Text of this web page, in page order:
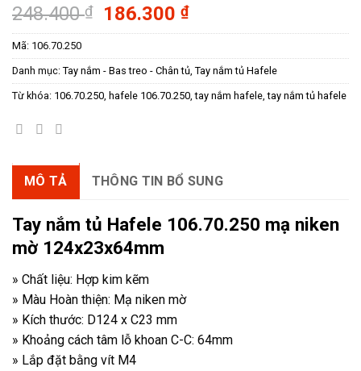
248.400₫
Giá
gốc
248.400 ₫.
186.300₫Giá
hiện
là:
186.300 ₫.
Mã: 106.70.250
Danh mục: Tay nắm - Bas treo - Chân tủ Tay nắm tủ Hafele
Từ khóa: 106.70.250 hafele 106.70.250 ,tay nắm hafele ,tay nắm tủ hafele
MÔ TẢ THÔNG TIN BỔ SUNG
Tay nắm tủ Hafele 106.70.250 mạ niken
mờ 124x23x64mm
» Chất liệu: Hợp kim kẽm
» Màu Hoàn thiện: Mạ niken mờ
» Kích thước: D124 x C23 mm
» Khoảng cách tâm lỗ khoan C-C: 64mm
» Lắp đặt bằng vít M4